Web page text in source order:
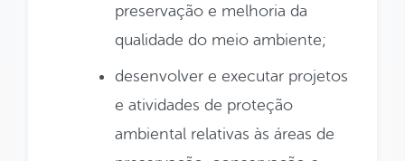
preservação e melhoria da
qualidade do meio ambiente;
desenvolver e executar projetos
e atividades de proteção
ambiental relativas às áreas de